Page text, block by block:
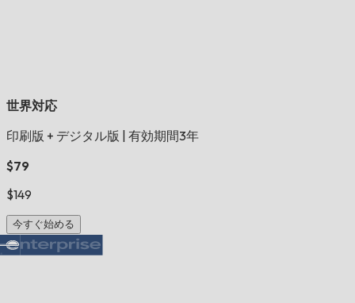
世界対応
印刷版 + デジタル版
有効期間3年
$79
$149
今すぐ始める